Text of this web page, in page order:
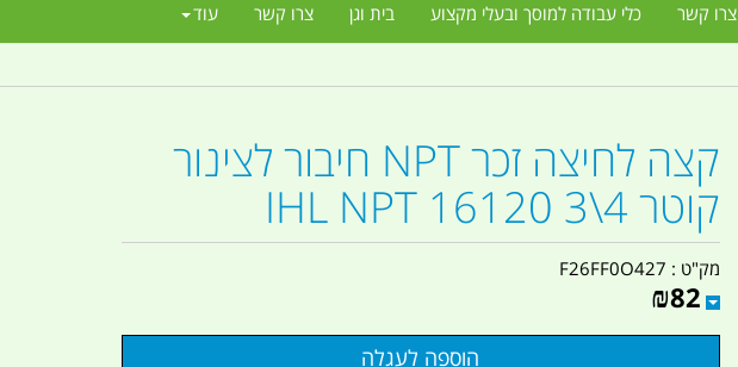
צרו קשר כלי עבודה למוסך ובעלי מקצוע בית וגן צרו קשר עוד
קצה לחיצה זכר NPT חיבור לצינור
קוטר 4\3 16120 IHL NPT
מק"ט : F26FF0O427
₪82